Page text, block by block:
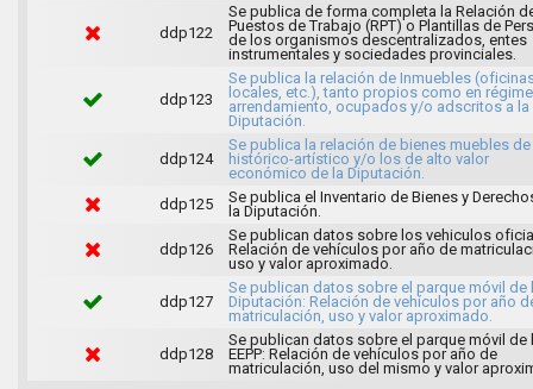
ddp122
Se publica de forma completa la Relación
Puestos de Trabajo (RPT) o Plantillas de
de los organismos descentralizados, entes
instrumentales y sociedades provinciales.
ddp123
Se publica la relación de Inmuebles
locales, etc.), tanto propios como en
arrendamiento, ocupados y/o adscritos a la
Diputación.
ddp124
Se publica la relación de bienes muebles
histórico-artístico y/o los de alto valor
económico de la Diputación.
ddp125
Se publica el Inventario de Bienes y
la Diputación.
ddp126
Se publican datos sobre los vehiculos
Relación de vehículos por año de
uso y valor aproximado.
ddp127
Se publican datos sobre el parque móvil de
Diputación: Relación de vehículos por año
matriculación, uso y valor aproximado.
ddp128
Se publican datos sobre el parque móvil de
EEPP: Relación de vehículos por año de
matriculación, uso del mismo y valor